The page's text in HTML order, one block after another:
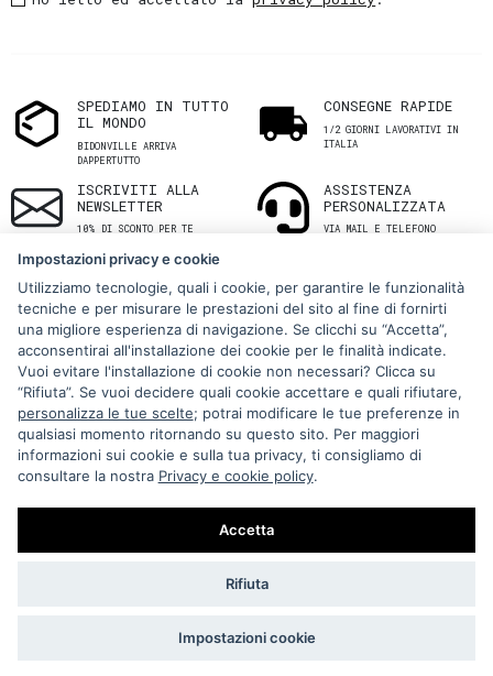
SPEDIAMO IN TUTTO
IL MONDO
BIDONVILLE ARRIVA
DAPPERTUTTO
CONSEGNE RAPIDE
1/2 GIORNI LAVORATIVI IN
ITALIA
ISCRIVITI ALLA
NEWSLETTER
10% DI SCONTO PER TE
ASSISTENZA
PERSONALIZZATA
VIA MAIL E TELEFONO
Via Melo 224/a, Bari, Italy, 70121
+39 080 990 5699
P.IVA: 05921860721
Impostazioni Cookie
Impostazioni privacy e cookie
Utilizziamo tecnologie, quali i cookie, per garantire le funzionalità
tecniche e per misurare le prestazioni del sito al fine di fornirti
una migliore esperienza di navigazione. Se clicchi su “Accetta”,
acconsentirai all'installazione dei cookie per le finalità indicate.
Vuoi evitare l'installazione di cookie non necessari? Clicca su
“Rifiuta”. Se vuoi decidere quali cookie accettare e quali rifiutare,
personalizza le tue scelte; potrai modificare le tue preferenze in
qualsiasi momento ritornando su questo sito. Per maggiori
informazioni sui cookie e sulla tua privacy, ti consigliamo di
consultare la nostra Privacy e cookie policy.
Accetta
Rifiuta
Impostazioni cookie